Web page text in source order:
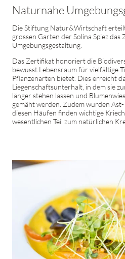
Naturnahe
Die Stiftung Natur&Wirtschaft
grossen Garten der Solina Spiez
Umgebungsgestaltung.
Das Zertifikat honoriert die
bewusst Lebensraum für vielfältige
Pflanzenarten bietet. Dies erreicht
Liegenschaftsunterhalt, in dem sie
länger stehen lassen und
gemäht werden. Zudem wurden
diesen Häufen finden wichtige
wesentlichen Teil zum natürlichen